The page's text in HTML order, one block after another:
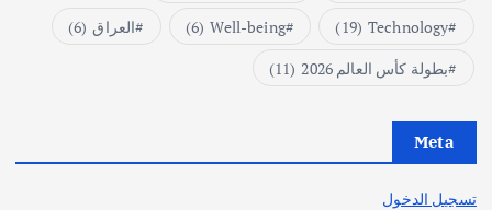
Technology
(19)
Well-being
(6) العراق (6)
بطولة كأس العالم 2026
(11)
Meta
تسجيل الدخول